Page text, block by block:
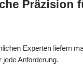
Präzision
Experten liefern
jede Anforderung.